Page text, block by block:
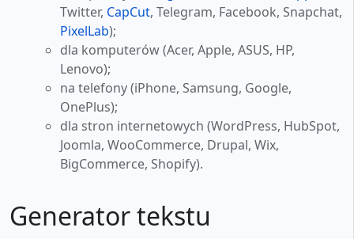
Twitter, CapCut, Telegram, Facebook, Snapchat,
PixelLab);
dla komputerów (Acer, Apple, ASUS, HP,
Lenovo);
na telefony (iPhone, Samsung, Google,
OnePlus);
dla stron internetowych (WordPress, HubSpot,
Joomla, WooCommerce, Drupal, Wix,
BigCommerce, Shopify).
Generator tekstu